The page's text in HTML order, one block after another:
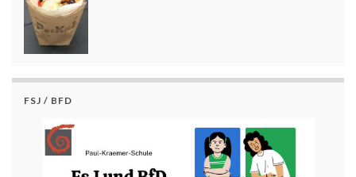
FSJ / BFD